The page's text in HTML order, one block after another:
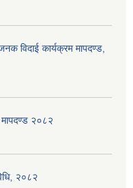
विदाई कार्यक्रम मापदण्ड,
मापदण्ड २०८२
२०८२